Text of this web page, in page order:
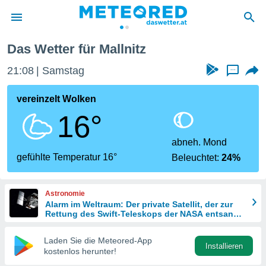
wurde
dass
sind.
diese
Das Wetter für Mallnitz
21:08 Samstag ...
vereinzelt Wolken
16°
gefühlte Temperatur 16°
abneh. Mond
Beleuchtet:24%
Astronomie
Alarm im Weltraum: Der private Satellit, der zur
Rettung des Swift-Teleskops der NASA entsandt
Laden Sie die Meteored-App
kostenlos herunter!
Installieren